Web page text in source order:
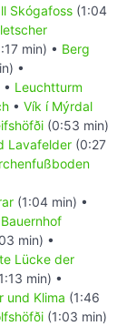
Skógafoss (1:04
min) • Berg
•
Leuchtturm
• Vík í Mýrdal
(0:53 min)
Lavafelder (0:27
(1:04 min) •
min) •
Lücke der
min) •
und Klima (1:46
(1:03 min)